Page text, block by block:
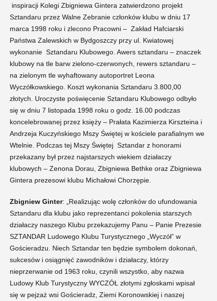
inspiracji Kolegi Zbigniewa Gintera zatwierdzono projekt
Sztandaru przez Walne Zebranie członków klubu w dniu 17
marca 1998 roku i zlecono Pracowni – Zakład Hafciarski
Państwa Zalewskich w Bydgoszczy przy ul. Kwiatowej
wykonanie Sztandaru Klubowego. Awers sztandaru – znaczek
klubowy na tle barw zielono-czerwonych, rewers sztandaru –
na zielonym tle wyhaftowany autoportret Leona
Wyczółkowskiego. Koszt wykonania Sztandaru 3.800,00
złotych. Uroczyste poświęcenie Sztandaru Klubowego odbyło
się w dniu 7 listopada 1998 roku o godz. 16.00 podczas
koncelebrowanej przez księży – Prałata Kazimierza Kirszteina i
Andrzeja Kuczyńskiego Mszy Świętej w kościele parafialnym we
Wtelnie. Podczas tej Mszy Świętej Sztandar z honorami
przekazany był przez najstarszych wiekiem działaczy
klubowych – Zenona Dorau, Zbigniewa Bethke oraz Zbigniewa
Gintera prezesowi klubu Michałowi Chorzępie.
Zbigniew Ginter: „Realizując wolę członków do ufundowania
Sztandaru dla klubu jako reprezentanci pokolenia starszych
działaczy naszego Klubu przekazujemy Panu – Panie Prezesie
SZTANDAR Ludowego Klubu Turystycznego „Wyczół” w
Gościeradzu. Niech Sztandar ten będzie symbolem dokonań,
sukcesów i osiągnięć zawodników i działaczy, którzy
nieprzerwanie od 1963 roku, czynili wszystko, aby nazwa
Ludowy Klub Turystyczny WYCZÓŁ złotymi zgłoskami wpisał
się w pejzaż wsi Gościeradz, Ziemi Koronowskiej i naszej